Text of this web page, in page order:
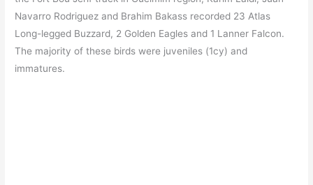
Navarro Rodriguez and Brahim Bakass recorded 23 Atlas
Long-legged Buzzard, 2 Golden Eagles and 1 Lanner Falcon.
The majority of these birds were juveniles (1cy) and
immatures.